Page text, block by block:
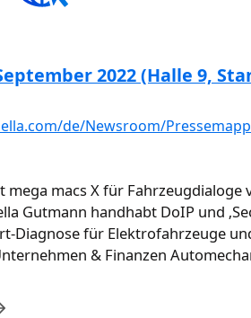
2022 (Halle 9,
de/Newsroom/
mega macs X für Fahrzeugdialoge
Gutmann handhabt DoIP und
Diagnose für Elektrofahrzeuge
& Finanzen